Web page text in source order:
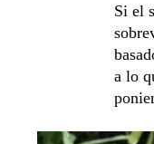
Si el
a lo